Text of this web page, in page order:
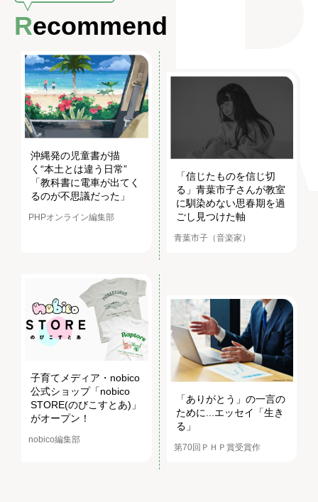
Recommend
沖縄発の児童書が描
く“本土とは違う日常”
「教科書に電車が出てく
るのが不思議だった」
PHPオンライン編集部
「信じたものを信じ切
る」青葉市子さんが教室
に馴染めない思春期を過
ごし見つけた軸
青葉市子（音楽家）
子育てメディア・nobico
公式ショップ「nobico
STORE(のびこすとあ)」
がオープン！
nobico編集部
「ありがとう」の一言の
ために...エッセイ「生き
る」
第70回ＰＨＰ賞受賞作